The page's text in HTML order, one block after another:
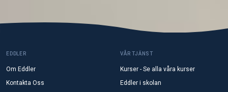
EDDLER
Om Eddler
Kontakta Oss
VÅR TJÄNST
Kurser - Se alla våra kurser
Eddler i skolan